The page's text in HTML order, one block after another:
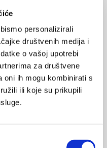
personalizirali
društvenih medija i
o vašoj upotrebi
za društvene
oni ih mogu kombinirati s
ili koje su prikupili
SVIĐA
MI SE
0